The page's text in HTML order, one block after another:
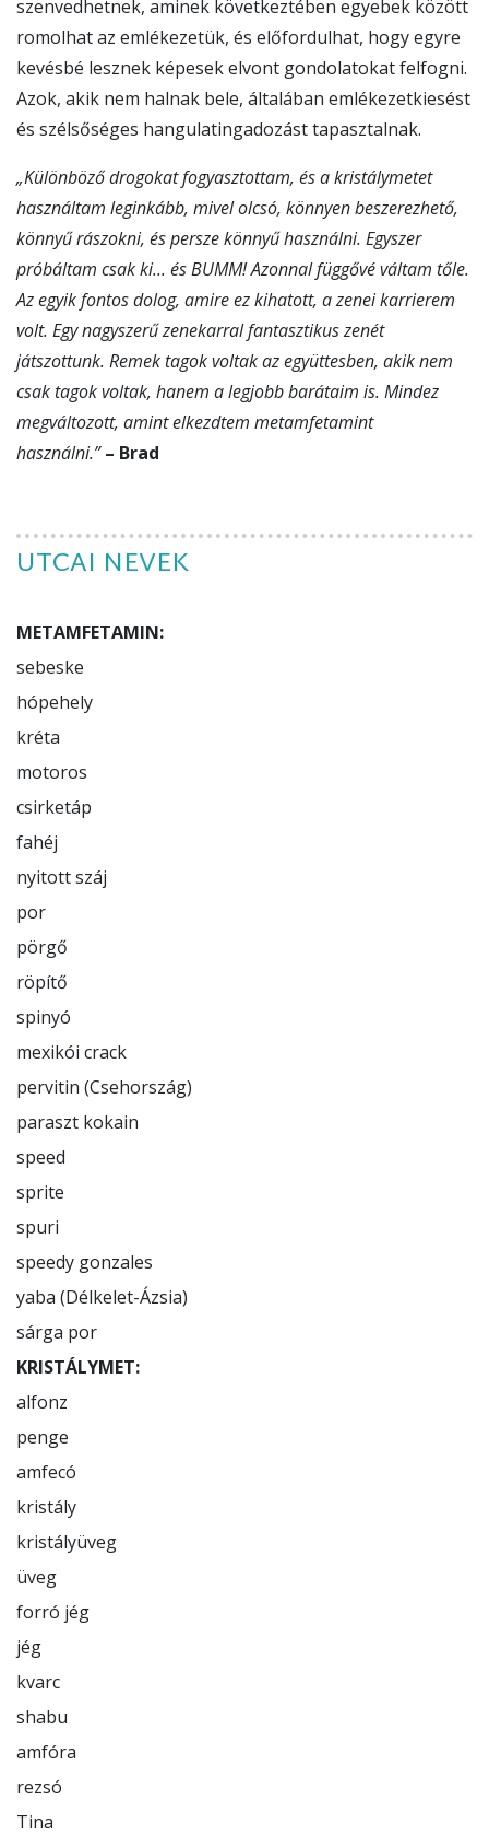
szenvedhetnek, aminek következtében egyebek között
romolhat az emlékezetük, és előfordulhat, hogy egyre
kevésbé lesznek képesek elvont gondolatokat felfogni.
Azok, akik nem halnak bele, általában emlékezetkiesést
és szélsőséges hangulatingadozást tapasztalnak.
„Különböző drogokat fogyasztottam, és a kristálymetet
használtam leginkább, mivel olcsó, könnyen beszerezhető,
könnyű rászokni, és persze könnyű használni. Egyszer
próbáltam csak ki... és BUMM! Azonnal függővé váltam tőle.
Az egyik fontos dolog, amire ez kihatott, a zenei karrierem
volt. Egy nagyszerű zenekarral fantasztikus zenét
játszottunk. Remek tagok voltak az együttesben, akik nem
csak tagok voltak, hanem a legjobb barátaim is. Mindez
megváltozott, amint elkezdtem metamfetamint
használni.” – Brad
UTCAI NEVEK
METAMFETAMIN:
sebeske
hópehely
kréta
motoros
csirketáp
fahéj
nyitott száj
por
pörgő
röpítő
spinyó
mexikói crack
pervitin (Csehország)
paraszt kokain
speed
sprite
spuri
speedy gonzales
yaba (Délkelet-Ázsia)
KRISTÁLYMET:
alfonz
penge
amfecó
kristály
kristályüveg
üveg
forró jég
jég
kvarc
shabu
amfóra
rezsó
Tina